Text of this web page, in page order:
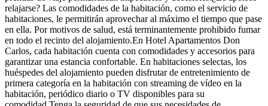
relajarse? Las comodidades de la habitación, como el servicio de
habitaciones, le permitirán aprovechar al máximo el tiempo que pase
en ella. Por motivos de salud, está terminantemente prohibido fumar
en todo el recinto del alojamiento.En Hotel Apartamentos Don
Carlos, cada habitación cuenta con comodidades y accesorios para
garantizar una estancia confortable. En habitaciones selectas, los
huéspedes del alojamiento pueden disfrutar de entretenimiento de
primera categoría en la habitación con streaming de vídeo en la
habitación, periódico diario o TV disponibles para su